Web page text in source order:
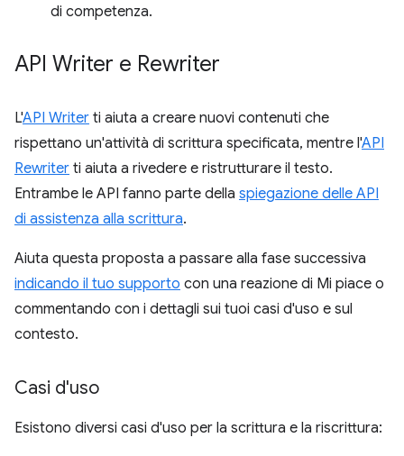
di competenza.
API Writer e Rewriter
L'API Writer ti aiuta a creare nuovi contenuti che
rispettano un'attività di scrittura specificata, mentre l'API
Rewriter ti aiuta a rivedere e ristrutturare il testo.
Entrambe le API fanno parte della spiegazione delle API
di assistenza alla scrittura.
Aiuta questa proposta a passare alla fase successiva
indicando il tuo supporto con una reazione di Mi piace o
commentando con i dettagli sui tuoi casi d'uso e sul
contesto.
Casi d'uso
Esistono diversi casi d'uso per la scrittura e la riscrittura: